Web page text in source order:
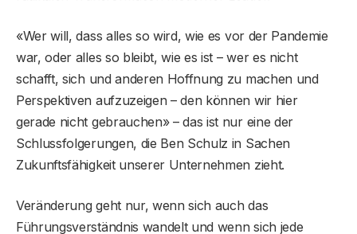
«Wer will, dass alles so wird, wie es vor der Pandemie
war, oder alles so bleibt, wie es ist – wer es nicht
schafft, sich und anderen Hoffnung zu machen und
Perspektiven aufzuzeigen – den können wir hier
gerade nicht gebrauchen» – das ist nur eine der
Schlussfolgerungen, die Ben Schulz in Sachen
Zukunftsfähigkeit unserer Unternehmen zieht.
Veränderung geht nur, wenn sich auch das
Führungsverständnis wandelt und wenn sich jede